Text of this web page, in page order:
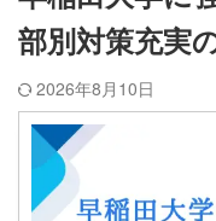
部別対策充実
2026年8月10日